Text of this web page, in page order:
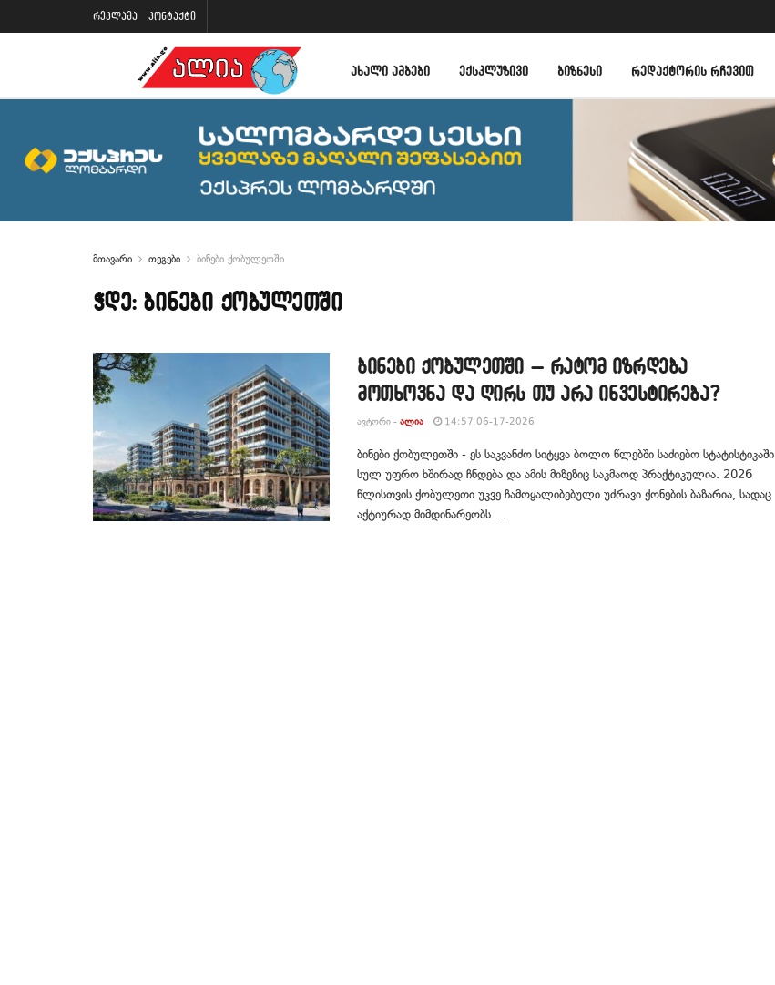
რეკლამა კონტაქტი
ᲐᲮᲐᲚᲘ ᲐᲛᲑᲔᲑᲘ ᲔᲥᲡᲙᲚᲣᲖᲘᲕᲘ ᲑᲘᲖᲜᲔᲡᲘ ᲠᲔᲓᲐᲥᲢᲝᲠᲘᲡ ᲠᲩᲔᲕᲘᲗ
მთავარი თეგები ბინები ქობულეთში
ჭდე: ბინები ქობულეთში
ბინები ქობულეთში – რატომ იზრდება
მოთხოვნა და ღირს თუ არა ინვესტირება?
ᲐᲕᲢᲝᲠᲘ - ᲐᲚᲘᲐ 14:57 06-17-2026
ბინები ქობულეთში - ეს საკვანძო სიტყვა ბოლო წლებში საძიებო სტატისტიკაში
სულ უფრო ხშირად ჩნდება და ამის მიზეზიც საკმაოდ პრაქტიკულია. 2026
წლისთვის ქობულეთი უკვე ჩამოყალიბებული უძრავი ქონების ბაზარია, სადაც
აქტიურად მიმდინარეობს ...